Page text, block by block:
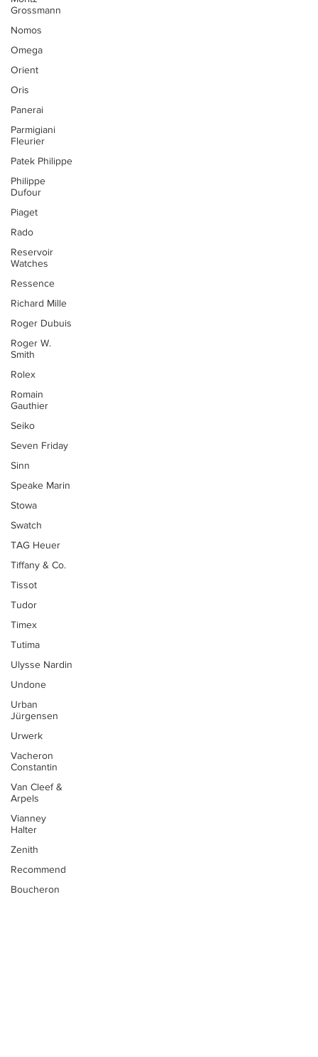
Grossmann
Nomos
Omega
Orient
Oris
Panerai
Parmigiani
Fleurier
Patek Philippe
Philippe
Dufour
Piaget
Rado
Reservoir
Watches
Ressence
Richard Mille
Roger Dubuis
Roger W.
Smith
Rolex
Romain
Gauthier
Seiko
Seven Friday
Sinn
Speake Marin
Stowa
Swatch
TAG Heuer
Tiffany & Co.
Tissot
Tudor
Timex
Tutima
Ulysse Nardin
Undone
Urban
Jürgensen
Urwerk
Vacheron
Constantin
Van Cleef &
Arpels
Vianney
Halter
Zenith
Recommend
Boucheron